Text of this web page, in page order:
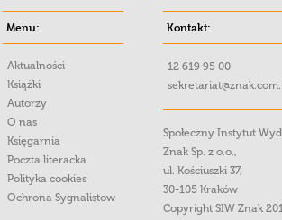
Menu:
Aktualności
Książki
Autorzy
O nas
Księgarnia
Poczta literacka
Polityka cookies
Ochrona Sygnalistow
Kontakt:
12 619 95 00
Społeczny Instytut
Znak Sp. z o.o.,
ul. Kościuszki 37,
30-105 Kraków
Copyright SIW Znak